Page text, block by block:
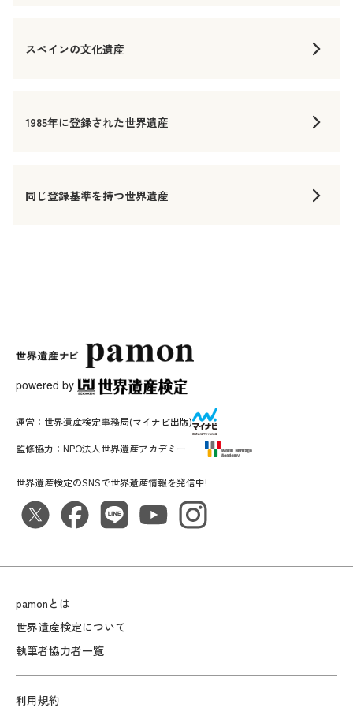
スペインの文化遺産
1985年に登録された世界遺産
同じ登録基準を持つ世界遺産
powered by
pamonとは
世界遺産検定について
執筆者協力者一覧
利用規約
世界遺産検定のSNSで世界遺産情報を発信中!
運営： 世界遺産検定事務局(マイナビ出版)
監修協力： NPO法人世界遺産アカデミー